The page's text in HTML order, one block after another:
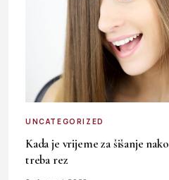
UNCATEGORIZED
Kada je vrijeme za šišanje
treba rez